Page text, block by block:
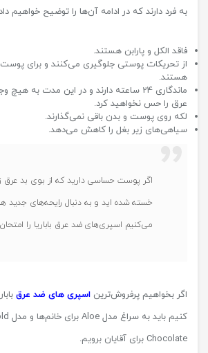
به فرد دارند که در ادامه آن‌ها را توضیح خواهیم
فاقد الکل و پارابن هستند.
از تحریکات پوستی جلوگیری می‌کنند و برای
هستند.
ماندگاری 24 ساعته دارند و در این مدت به
عرق را حس نخواهید کرد.
لکه روی پوست و بدن باقی نمی‌گذارند.
سیاهی‌های زیر بغل را کاهش می‌دهد.
اگر پوست حساسی دارید که از بوی بد عرق
خسته شده اید و به دنبال رایحه‌های جدید
می‌کنیم اسپری‌های ضد عرق باباریا را
اگر بخواهیم پرفروش‌ترین اسپری های ضد عرق
Chocolate برای آقایان برویم.